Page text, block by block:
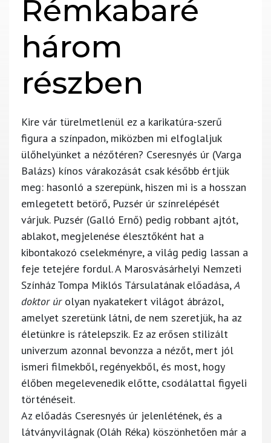
Rémkabaré
három
részben
Kire vár türelmetlenül ez a karikatúra-szerű
figura a színpadon, miközben mi elfoglaljuk
ülőhelyünket a nézőtéren? Cseresnyés úr (Varga
Balázs) kínos várakozását csak később értjük
meg: hasonló a szerepünk, hiszen mi is a hosszan
emlegetett betörő, Puzsér úr színrelépését
várjuk. Puzsér (Galló Ernő) pedig robbant ajtót,
ablakot, megjelenése élesztőként hat a
kibontakozó cselekményre, a világ pedig lassan a
feje tetejére fordul. A Marosvásárhelyi Nemzeti
Színház Tompa Miklós Társulatának előadása, A
doktor úrolyan nyakatekert világot ábrázol,
amelyet szeretünk látni, de nem szeretjük, ha az
életünkre is rátelepszik. Ez az erősen stilizált
univerzum azonnal bevonzza a nézőt, mert jól
ismeri filmekből, regényekből, és most, hogy
élőben megelevenedik előtte, csodálattal figyeli
történéseit.
Az előadás Cseresnyés úr jelenlétének, és a
látványvilágnak (Oláh Réka) köszönhetően már a